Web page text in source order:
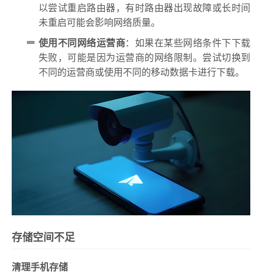
以尝试重启路由器，有时路由器出现故障或长时间
未重启可能会影响网络质量。
使用不同网络运营商：如果在某些网络条件下下载
失败，可能是因为运营商的网络限制。尝试切换到
不同的运营商或使用不同的移动数据卡进行下载。
存储空间不足
清理手机存储